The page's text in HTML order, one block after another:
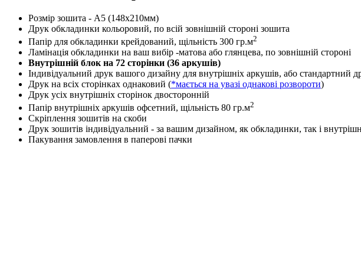
Розмір зошита - А5 (148х210мм)
Друк обкладинки кольоровий, по всій зовнішній стороні зошита
Папір для обкладинки крейдований, щільність 300 гр.м2
Ламінація обкладинки на ваш вибір -матова або глянцева, по зовнішній стороні
Внутрішній блок на 72 сторінки (36 аркушів)
Індивідуальний друк вашого дизайну для внутрішніх аркушів, або стандартний
Друк на всіх сторінках однаковий (*мається на увазі однакові розвороти)
Друк усіх внутрішніх сторінок двосторонній
Папір внутрішніх аркушів офсетний, щільність 80 гр.м2
Скріплення зошитів на скоби
Друк зошитів індивідуальний - за вашим дизайном, як обкладинки, так і
Пакування замовлення в паперові пачки